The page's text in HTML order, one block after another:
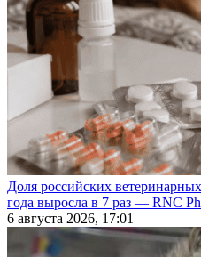
Доля российских
года выросла в 7 раз — RNC
6 августа 2026, 17:01